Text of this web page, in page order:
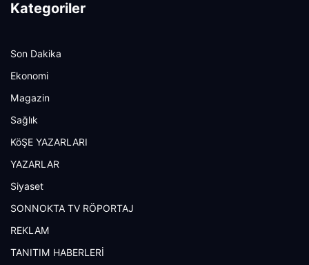
Kategoriler
Son Dakika
Ekonomi
Magazin
Sağlık
KöŞE YAZARLARI
YAZARLAR
Siyaset
SONNOKTA TV RÖPORTAJ
REKLAM
TANITIM HABERLERİ